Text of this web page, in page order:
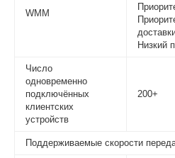
WMM
Низкий
Число
одновременно
подключённых
клиентских
устройств
200+
Поддерживаемые скорости